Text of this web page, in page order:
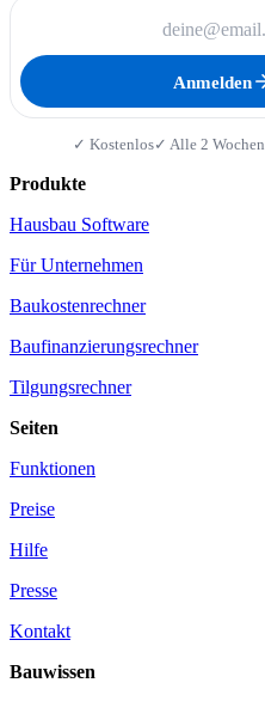
Anmelden
✓ Kostenlos✓ Alle 2 Wochen
Produkte
Hausbau Software
Für Unternehmen
Baukostenrechner
Baufinanzierungsrechner
Tilgungsrechner
Seiten
Funktionen
Preise
Hilfe
Presse
Kontakt
Bauwissen